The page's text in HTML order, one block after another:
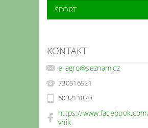
SPORT
KONTAKT
e-agro@seznam.cz
730516521
603211870
https://
vnik